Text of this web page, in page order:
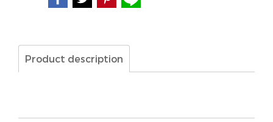
Product description